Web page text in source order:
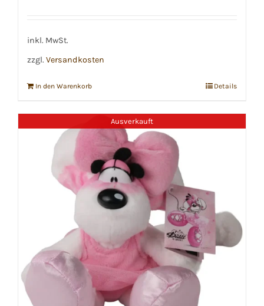
inkl. MwSt.
zzgl. Versandkosten
In den Warenkorb Details
Ausverkauft